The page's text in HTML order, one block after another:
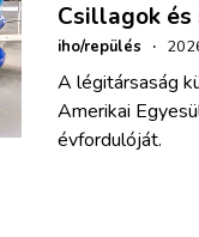
Csillagok és
iho/repülés ·
A légitársaság
Amerikai
évfordulóját.